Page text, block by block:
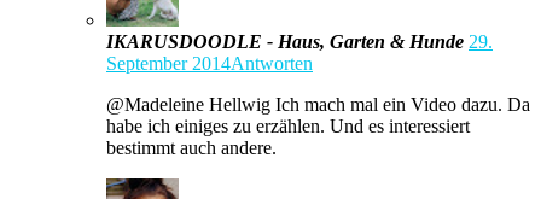
IKARUSDOODLE - Haus, Garten & Hunde 29.
September 2014Antworten
@Madeleine Hellwig Ich mach mal ein Video dazu. Da
habe ich einiges zu erzählen. Und es interessiert
bestimmt auch andere.